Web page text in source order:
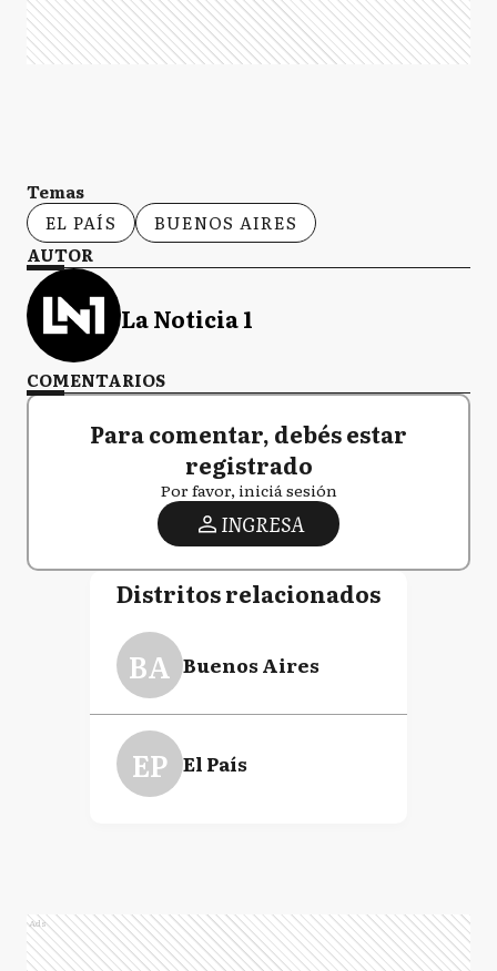
Temas
EL PAÍS
BUENOS AIRES
AUTOR
La Noticia 1
COMENTARIOS
Para comentar, debés estar
registrado
Por favor, iniciá sesión
INGRESA
Distritos relacionados
BA Buenos Aires
EP El País
Ads